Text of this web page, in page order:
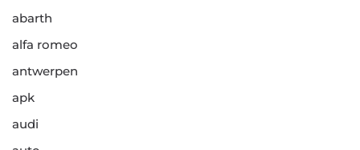
abarth
alfa romeo
antwerpen
apk
audi